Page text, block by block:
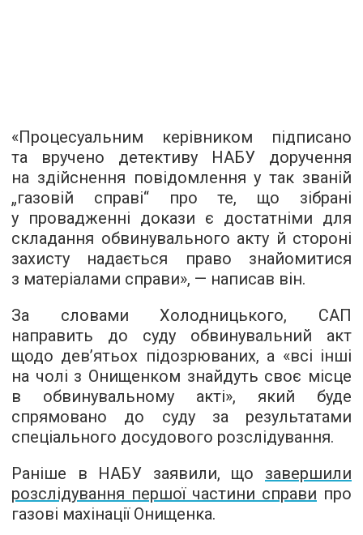
«Процесуальним керівником підписано
та вручено детективу НАБУ доручення
на здійснення повідомлення у так званій
„газовій справі“ про те, що зібрані
у провадженні докази є достатніми для
складання обвинувального акту й стороні
захисту надається право знайомитися
з матеріалами справи», — написав він.
За словами Холодницького, САП
направить до суду обвинувальний акт
щодо дев’ятьох підозрюваних, а «всі інші
на чолі з Онищенком знайдуть своє місце
в обвинувальному акті», який буде
спрямовано до суду за результатами
спеціального досудового розслідування.
Раніше в НАБУ заявили, що завершили
розслідування першої частини справи про
газові махінації Онищенка.